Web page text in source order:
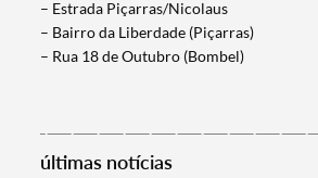
– Estrada Piçarras/Nicolaus
– Bairro da Liberdade (Piçarras)
– Rua 18 de Outubro (Bombel)
últimas notícias